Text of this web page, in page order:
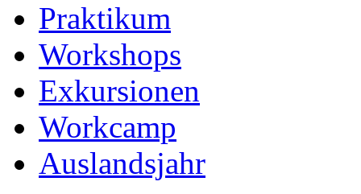
Praktikum
Workshops
Exkursionen
Workcamp
Auslandsjahr